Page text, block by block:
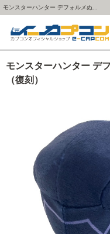
モンスターハンター デフォルメぬ...
モンスターハンター デ
（復刻）